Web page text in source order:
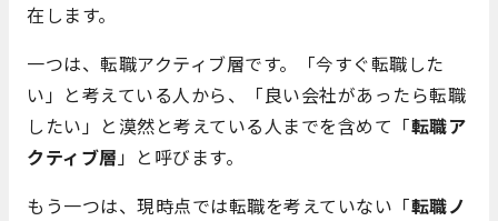
在します。
一つは、転職アクティブ層です。「今すぐ転職した
い」と考えている人から、「良い会社があったら転職
したい」と漠然と考えている人までを含めて「転職ア
クティブ層」と呼びます。
もう一つは、現時点では転職を考えていない「転職ノ